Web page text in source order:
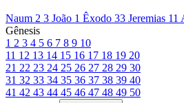
Naum 2 3 João 1 Êxodo 33 Jeremias 11
Gênesis
1 2 3 4 5 6 7 8 9 10
11 12 13 14 15 16 17 18 19 20
21 22 23 24 25 26 27 28 29 30
31 32 33 34 35 36 37 38 39 40
41 42 43 44 45 46 47 48 49 50